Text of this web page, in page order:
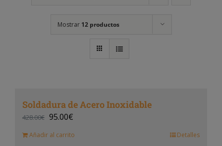
Mostrar 12 productos
Soldadura de Acero Inoxidable
428.00€ 95.00€
Añadir al carrito Detalles